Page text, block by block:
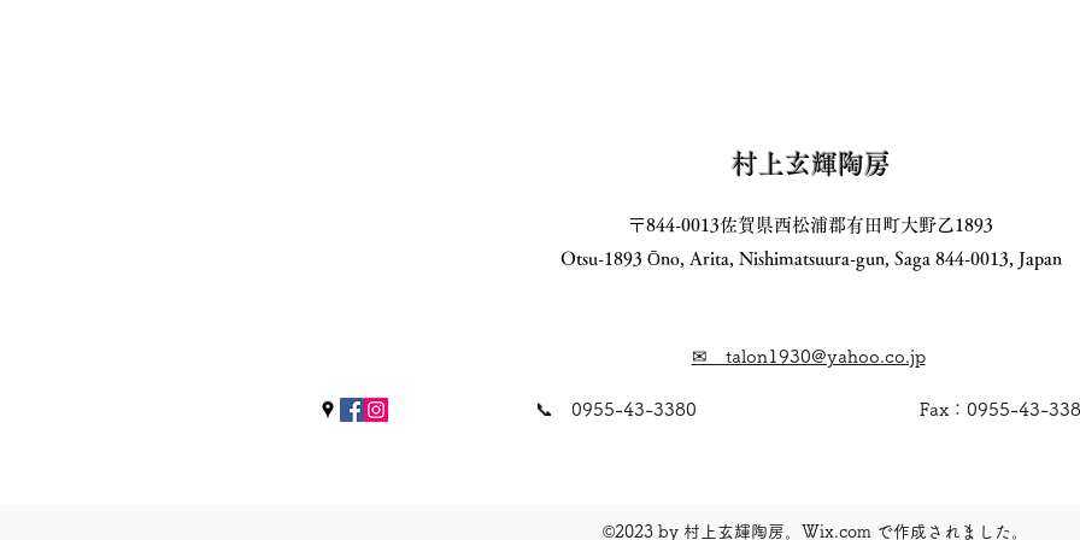
村上玄輝陶房
〒844-0013佐賀県西松浦郡有田町大野乙1893
Otsu-1893 Ōno, Arita, Nishimatsuura-gun, Saga 844-0013, Japan
✉ talon1930@yahoo.co.jp
📞 0955-43-3380 Fax：0955-43-
©2023 by 村上玄輝陶房。Wix.com で作成されました。